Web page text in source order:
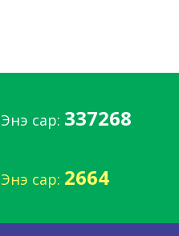
Энэ сар: 337268
Энэ сар: 2664